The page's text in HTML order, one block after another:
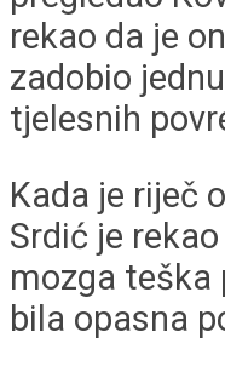
rekao da je
zadobio
tjelesnih
Kada je riječ
Srdić je
mozga teška
bila opasna